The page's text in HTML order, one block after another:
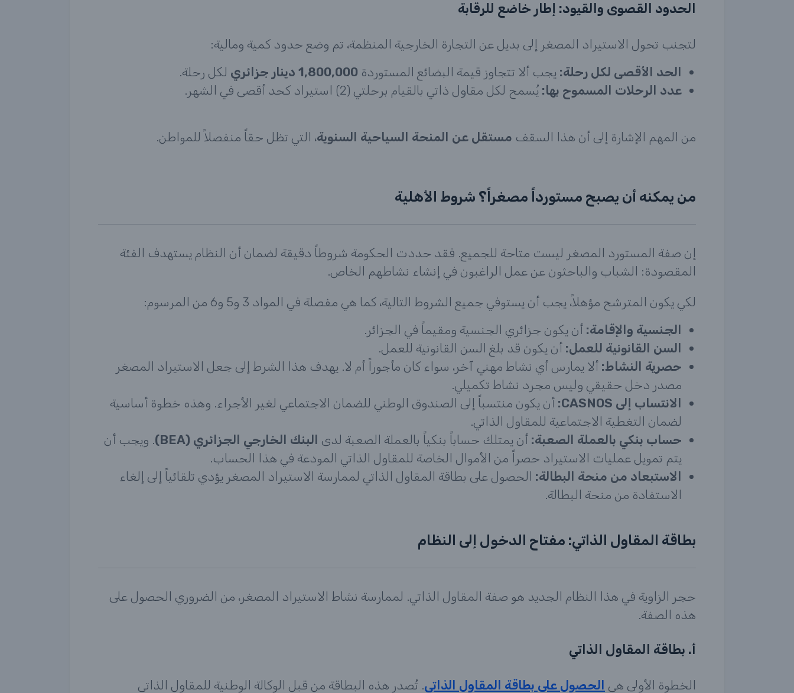
الحدود القصوى والقيود: إطار خاضع للرقابة
لتجنب تحول الاستيراد المصغر إلى بديل عن التجارة الخارجية المنظمة، تم وضع حدود كمية ومالية:
الحد الأقصى لكل رحلة: يجب ألا تتجاوز قيمة البضائع المستوردة 1,800,000 دينار جزائري
لكل رحلة.
عدد الرحلات المسموح بها: يُسمح لكل مقاول ذاتي بالقيام برحلتي (2) استيراد كحد أقصى في الشهر.
من المهم الإشارة إلى أن هذا السقف مستقل عن المنحة السياحية السنوية، التي تظل حقاً منفصلاً للمواطن.
من يمكنه أن يصبح مستورداً مصغراً؟ شروط الأهلية
إن صفة المستورد المصغر ليست متاحة للجميع. فقد حددت الحكومة شروطاً دقيقة لضمان أن النظام يستهدف الفئة
المقصودة: الشباب والباحثون عن عمل الراغبون في إنشاء نشاطهم الخاص.
لكي يكون المترشح مؤهلاً، يجب أن يستوفي جميع الشروط التالية، كما هي مفصلة في المواد 3 و5 و6 من المرسوم:
الجنسية والإقامة: أن يكون جزائري الجنسية ومقيماً في الجزائر.
السن القانونية للعمل: أن يكون قد بلغ السن القانونية للعمل.
حصرية النشاط: ألا يمارس أي نشاط مهني آخر، سواء كان مأجوراً أم لا. يهدف هذا الشرط إلى جعل الاستيراد المصغر
مصدر دخل حقيقي وليس مجرد نشاط تكميلي.
الانتساب إلى CASNOS:
أن يكون منتسباً إلى الصندوق الوطني للضمان الاجتماعي لغير الأجراء. وهذه خطوة أساسية
لضمان التغطية الاجتماعية للمقاول الذاتي.
حساب بنكي بالعملة الصعبة: أن يمتلك حساباً بنكياً بالعملة الصعبة لدى البنك الخارجي الجزائري (BEA)
. ويجب أن
يتم تمويل عمليات الاستيراد حصراً من الأموال الخاصة للمقاول الذاتي المودعة في هذا الحساب.
الاستبعاد من منحة البطالة: الحصول على بطاقة المقاول الذاتي لممارسة الاستيراد المصغر يؤدي تلقائياً إلى إلغاء
الاستفادة من منحة البطالة.
بطاقة المقاول الذاتي: مفتاح الدخول إلى النظام
حجر الزاوية في هذا النظام الجديد هو صفة المقاول الذاتي. لممارسة نشاط الاستيراد المصغر، من الضروري الحصول على
هذه الصفة.
أ. بطاقة المقاول الذاتي
الخطوة الأولى هي الحصول على بطاقة المقاول الذاتي. تُصدر هذه البطاقة من قبل الوكالة الوطنية للمقاول الذاتي